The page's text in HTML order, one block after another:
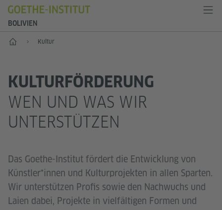
BOLIVIEN
Start Kultur
KULTURFÖRDERUNG
WEN UND WAS WIR
UNTERSTÜTZEN
Das Goethe-Institut fördert die Entwicklung von
Künstler*innen und Kulturprojekten in allen Sparten.
Wir unterstützen Profis sowie den Nachwuchs und
Laien dabei, Projekte in vielfältigen Formen und